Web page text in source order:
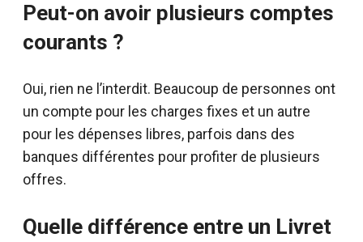
Peut-on avoir plusieurs comptes
courants ?
Oui, rien ne l’interdit. Beaucoup de personnes ont
un compte pour les charges fixes et un autre
pour les dépenses libres, parfois dans des
banques différentes pour profiter de plusieurs
offres.
Quelle différence entre un Livret